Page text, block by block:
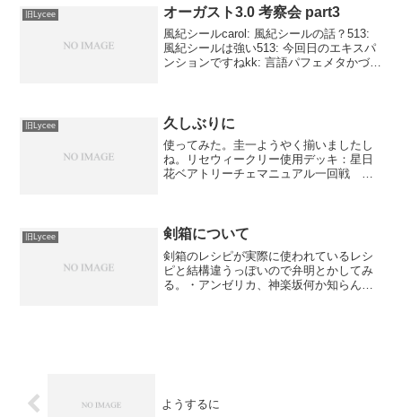
旧Lycee オーガスト3.0 考察会 part3
風紀シールcarol: 風紀シールの話？513:
風紀シールは強い513: 今回日のエキスパ
ンションですねkk: 言語パフェメタかづ
旧Lycee 久しぶりに
使ってみた。圭一ようやく揃いましたし
ね。リセウィークリー使用デッキ：星日
花ベアトリーチェマニュアル一回戦 不
の場のまゆか腐ってたの...
旧Lycee 剣箱について
剣箱のレシピが実際に使われているレシ
ピと結構違うっぽいので弁明とかしてみ
る。・アンゼリカ、神楽坂何か知らんけ
ようするに